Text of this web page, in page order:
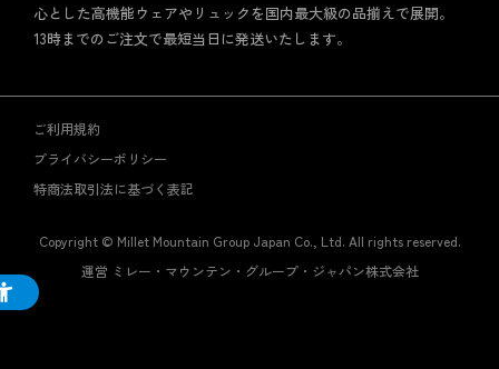
心とした高機能ウェアやリュックを国内最大級の品揃えで展開。
13時までのご注文で最短当日に発送いたします。
ご利用規約
プライバシーポリシー
特商法取引法に基づく表記
Copyright © Millet Mountain Group Japan Co., Ltd. All rights reserved.
運営 ミレー・マウンテン・グループ・ジャパン株式会社